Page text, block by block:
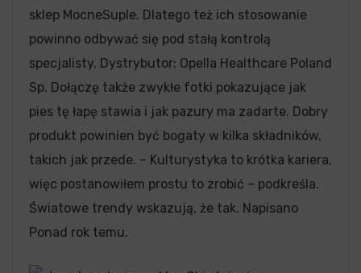
sklep MocneSuple. Dlatego też ich stosowanie
powinno odbywać się pod stałą kontrolą
specjalisty. Dystrybutor: Opella Healthcare Poland
Sp. Dołączę także zwykłe fotki pokazujące jak
pies tę łapę stawia i jak pazury ma zadarte. Dobry
produkt powinien być bogaty w kilka składników,
takich jak przede. – Kulturystyka to krótka kariera,
więc postanowiłem prostu to zrobić – podkreśla.
Światowe trendy wskazują, że tak. Napisano
Ponad rok temu.